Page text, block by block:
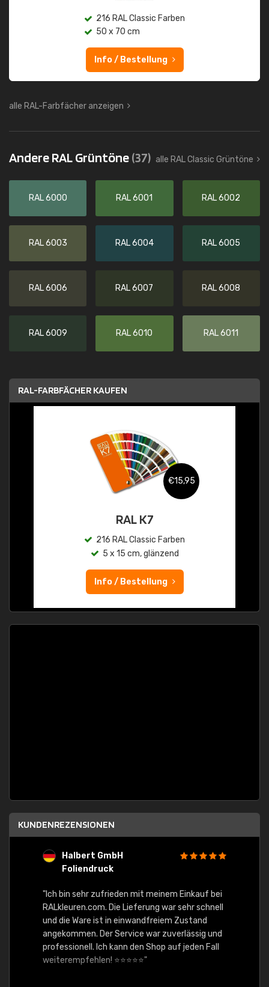
216 RAL Classic Farben
50 x 70 cm
Info / Bestellung
alle RAL-Farbfächer anzeigen
Andere RAL Grüntöne(37) alle RAL Classic Grüntöne
RAL 6000 RAL 6001 RAL 6002
RAL 6003 RAL 6004 RAL 6005
RAL 6006 RAL 6007 RAL 6008
RAL 6009 RAL 6010 RAL 6011
RAL-FARBFÄCHER KAUFEN
€15,95
RAL K7
216 RAL Classic Farben
5 x 15 cm, glänzend
Info / Bestellung
KUNDENREZENSIONEN
Halbert GmbH
Foliendruck
"Ich bin sehr zufrieden mit meinem Einkauf bei
RALkleuren.com. Die Lieferung war sehr schnell
und die Ware ist in einwandfreiem Zustand
angekommen. Der Service war zuverlässig und
professionell. Ich kann den Shop auf jeden Fall
weiterempfehlen! ⭐⭐⭐⭐⭐"